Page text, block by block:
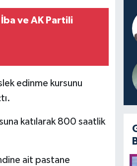
ve AK Partili
edinme kursunu
katılarak 800 saatlik
ait pastane